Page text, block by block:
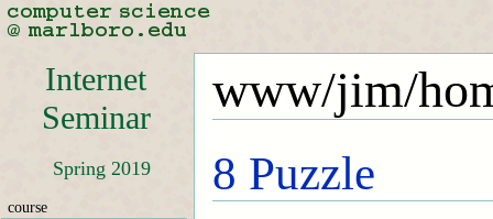
Internet
Seminar
Spring 2019
course
www/jim/
8 Puzzle